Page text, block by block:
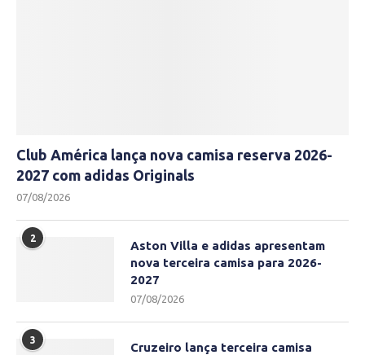
Club América lança nova camisa reserva 2026-
2027 com adidas Originals
07/08/2026
2
Aston Villa e adidas apresentam
nova terceira camisa para 2026-
2027
07/08/2026
3
Cruzeiro lança terceira camisa